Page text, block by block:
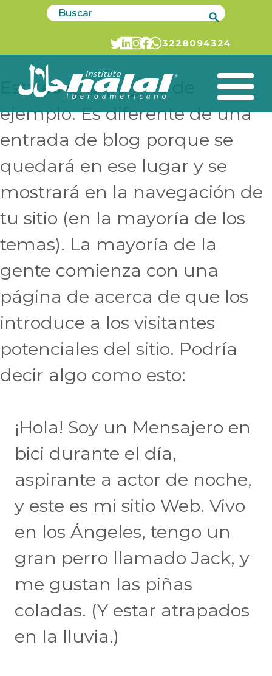
Buscar
3228094324
Página de ejemplo
Esta es una página de
ejemplo. Es diferente de una
entrada de blog porque se
quedará en ese lugar y se
mostrará en la navegación de
tu sitio (en la mayoría de los
temas). La mayoría de la
gente comienza con una
página de acerca de que los
introduce a los visitantes
potenciales del sitio. Podría
decir algo como esto:
¡Hola! Soy un Mensajero en
bici durante el día,
aspirante a actor de noche,
y este es mi sitio Web. Vivo
en los Ángeles, tengo un
gran perro llamado Jack, y
me gustan las piñas
coladas. (Y estar atrapados
en la lluvia.)